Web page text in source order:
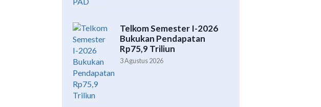
Telkom Semester I-2026
Bukukan Pendapatan
Rp75,9 Triliun
3 Agustus 2026